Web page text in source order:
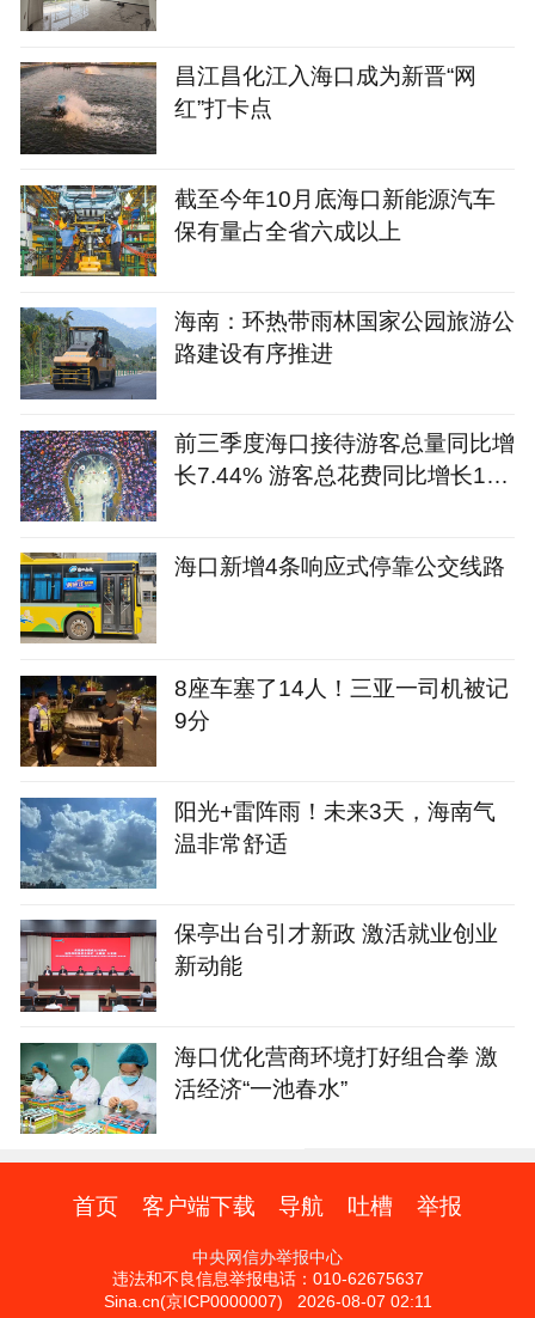
昌江昌化江入海口成为新晋“网
红”打卡点
截至今年10月底海口新能源汽车
保有量占全省六成以上
海南：环热带雨林国家公园旅游公
路建设有序推进
前三季度海口接待游客总量同比增
长7.44% 游客总花费同比增长12.
海口新增4条响应式停靠公交线路
8座车塞了14人！三亚一司机被记
9分
阳光+雷阵雨！未来3天，海南气
温非常舒适
保亭出台引才新政 激活就业创业
新动能
海口优化营商环境打好组合拳 激
活经济“一池春水”
首页 客户端下载 导航 吐槽 举报
中央网信办举报中心
违法和不良信息举报电话：010-62675637
Sina.cn(京ICP0000007) 2026-08-07 02:11